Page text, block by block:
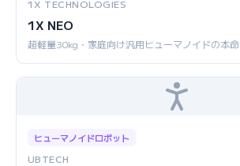
1X TECHNOLOGIES
1X NEO
超軽量30kg・家庭向け汎用ヒューマノイドの本命
ヒューマノイドロボット
UBTECH